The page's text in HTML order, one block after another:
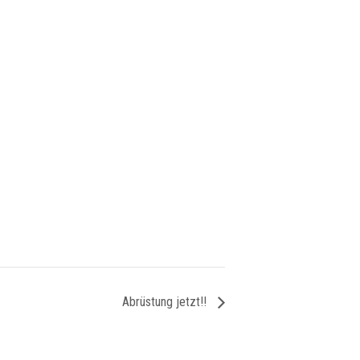
Abrüstung jetzt!!